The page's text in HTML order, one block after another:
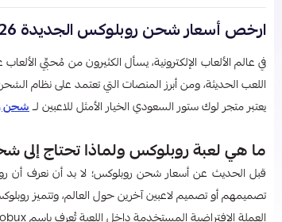
ارخص أسعار شحن روبلوكس الجديدة 2026 لجميع الباقات
في عالم الألعاب الإلكترونية، يسأل الكثيرون من مُحبِّي
اللعب الحديثة، ومن أبرز المنصات التي تعتمد على نظام
يعتبر متجر لوك ستور السعودي الخيار الأمثل للاعبين لــشحن
ما هي لعبة روبلوكس ولماذا تحتاج إلى
قبل الحديث عن أسعار شحن روبلوكس؛ لا بد أن نعرف أن
تصميمهم أو تصميم لاعبين آخرين حول العالم، وتتميز